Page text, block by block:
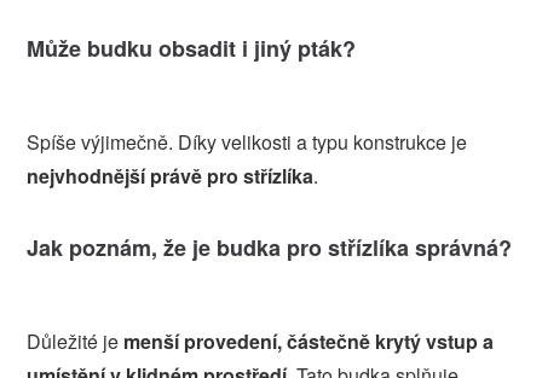
Může budku obsadit i jiný pták?
Spíše výjimečně. Díky velikosti a typu konstrukce je
nejvhodnější právě pro střízlíka.
Jak poznám, že je budka pro střízlíka správná?
Důležité je menší provedení, částečně krytý vstup a